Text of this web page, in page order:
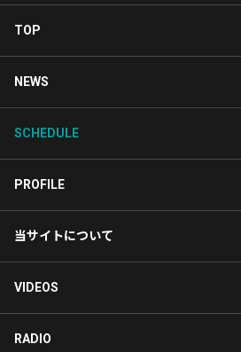
TOP
NEWS
SCHEDULE
PROFILE
当サイトについて
VIDEOS
RADIO